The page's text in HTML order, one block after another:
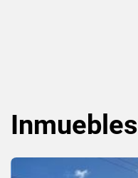
Inmuebles